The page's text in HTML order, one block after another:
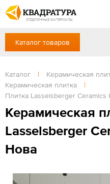
ОТДЕЛОЧНЫЕ МАТЕРИАЛЫ
Скидки
Акции
Готовые решения
Доставка и оплата
Отзывы
+7 (863) 309-13-16
Сб, Вс — выходной
ЗАКАЗАТЬ ЗВОНОК
Регистрация
Каталог товаров
Каталог | Керамическая
Керамическая плитка
|
Плитка Lasselsberger Ceramics
Керамическая
Lasselsberger
Нова